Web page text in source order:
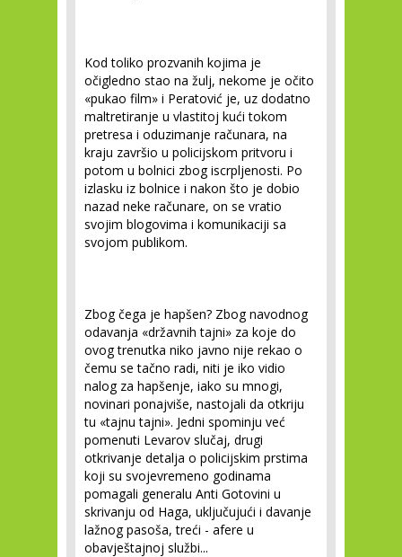
Kod toliko prozvanih kojima je
očigledno stao na žulj, nekome je očito
«pukao film» i Peratović je, uz dodatno
maltretiranje u vlastitoj kući tokom
pretresa i oduzimanje računara, na
kraju završio u policijskom pritvoru i
potom u bolnici zbog iscrpljenosti. Po
izlasku iz bolnice i nakon što je dobio
nazad neke računare, on se vratio
svojim blogovima i komunikaciji sa
svojom publikom.
Zbog čega je hapšen? Zbog navodnog
odavanja «državnih tajni» za koje do
ovog trenutka niko javno nije rekao o
čemu se tačno radi, niti je iko vidio
nalog za hapšenje, iako su mnogi,
novinari ponajviše, nastojali da otkriju
tu «tajnu tajni». Jedni spominju već
pomenuti Levarov slučaj, drugi
otkrivanje detalja o policijskim prstima
koji su svojevremeno godinama
pomagali generalu Anti Gotovini u
skrivanju od Haga, uključujući i davanje
lažnog pasoša, treći - afere u
obavještajnoj službi...